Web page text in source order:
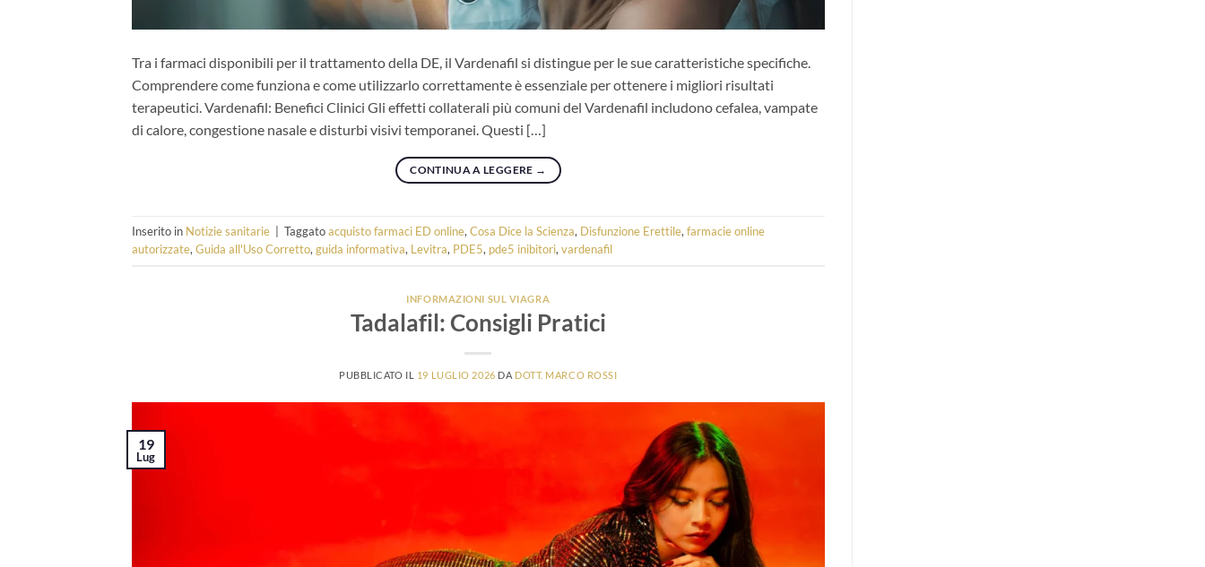
Tra i farmaci disponibili per il trattamento della DE, il Vardenafil si distingue per le sue caratteristiche specifiche.
Comprendere come funziona e come utilizzarlo correttamente è essenziale per ottenere i migliori risultati
terapeutici. Vardenafil: Benefici Clinici Gli effetti collaterali più comuni del Vardenafil includono cefalea, vampate
di calore, congestione nasale e disturbi visivi temporanei. Questi […]
CONTINUA A LEGGERE →
Inserito in Notizie sanitarie Taggatoacquisto farmaci ED online, Cosa Dice la Scienza, Disfunzione Erettile, farmacie online
autorizzate, Guida all'Uso Corretto, guida informativa, Levitra, PDE5, pde5 inibitori, vardenafil
INFORMAZIONI SUL VIAGRA
Tadalafil: Consigli Pratici
PUBBLICATO IL 19 LUGLIO 2026 DA DOTT. MARCO ROSSI
19
Lug